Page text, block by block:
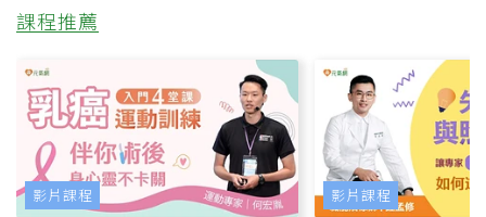
課程推薦
影片課程 影片課程